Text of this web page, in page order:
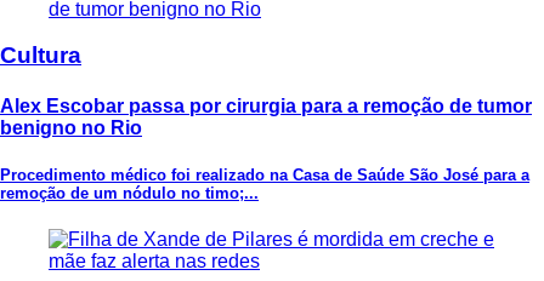
Cultura
Alex Escobar passa por cirurgia para a remoção de tumor
benigno no Rio
Procedimento médico foi realizado na Casa de Saúde São José para a
remoção de um nódulo no timo;...